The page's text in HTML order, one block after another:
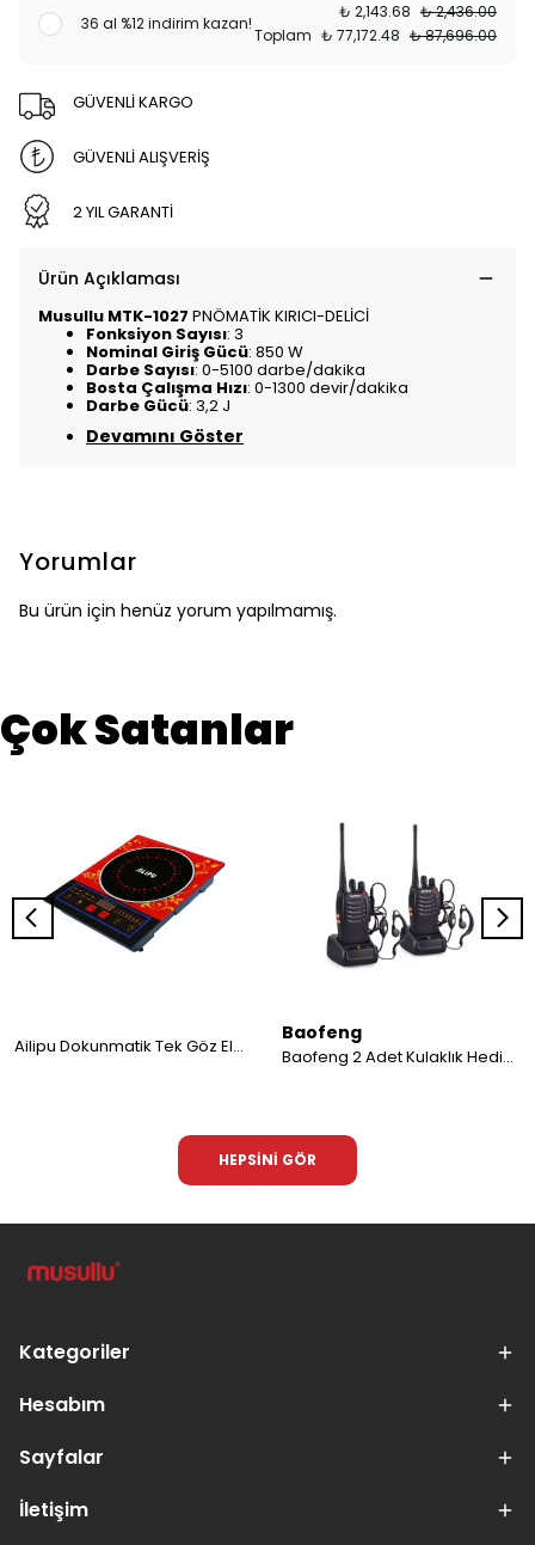
36 al %12 indirim kazan!
₺ 2,143.68 ₺ 2,436.00
Toplam ₺ 77,172.48 ₺ 87,696.00
GÜVENLİ KARGO
GÜVENLİ ALIŞVERİŞ
2 YIL GARANTİ
Ürün Açıklaması
Musullu MTK-1027 PNÖMATİK KIRICI-DELİCİ
Fonksiyon Sayısı: 3
Nominal Giriş Gücü: 850 W
Darbe Sayısı: 0-5100 darbe/dakika
Bosta Çalışma Hızı: 0-1300 devir/dakika
Darbe Gücü: 3,2 J
Devamını Göster
Yorumlar
Bu ürün için henüz yorum yapılmamış.
Çok Satanlar
Ailipu Dokunmatik Tek Göz Elektrikli İndüksiyon Ocak Isıtıcı
Baofeng
Baofeng 2 Adet Kulaklık Hediyeli BF-777S Çift Yönlü Telsiz
HEPSİNİ GÖR
Kategoriler
Hesabım
Sayfalar
İletişim